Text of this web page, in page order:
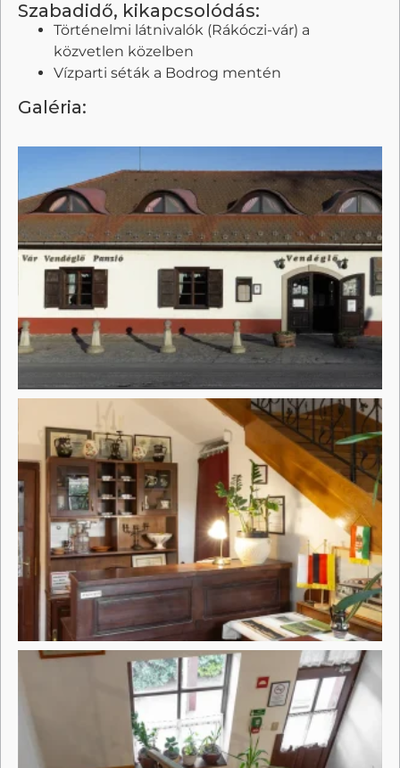
Szabadidő, kikapcsolódás:
Történelmi látnivalók (Rákóczi-vár) a
közvetlen közelben
Vízparti séták a Bodrog mentén
Galéria: